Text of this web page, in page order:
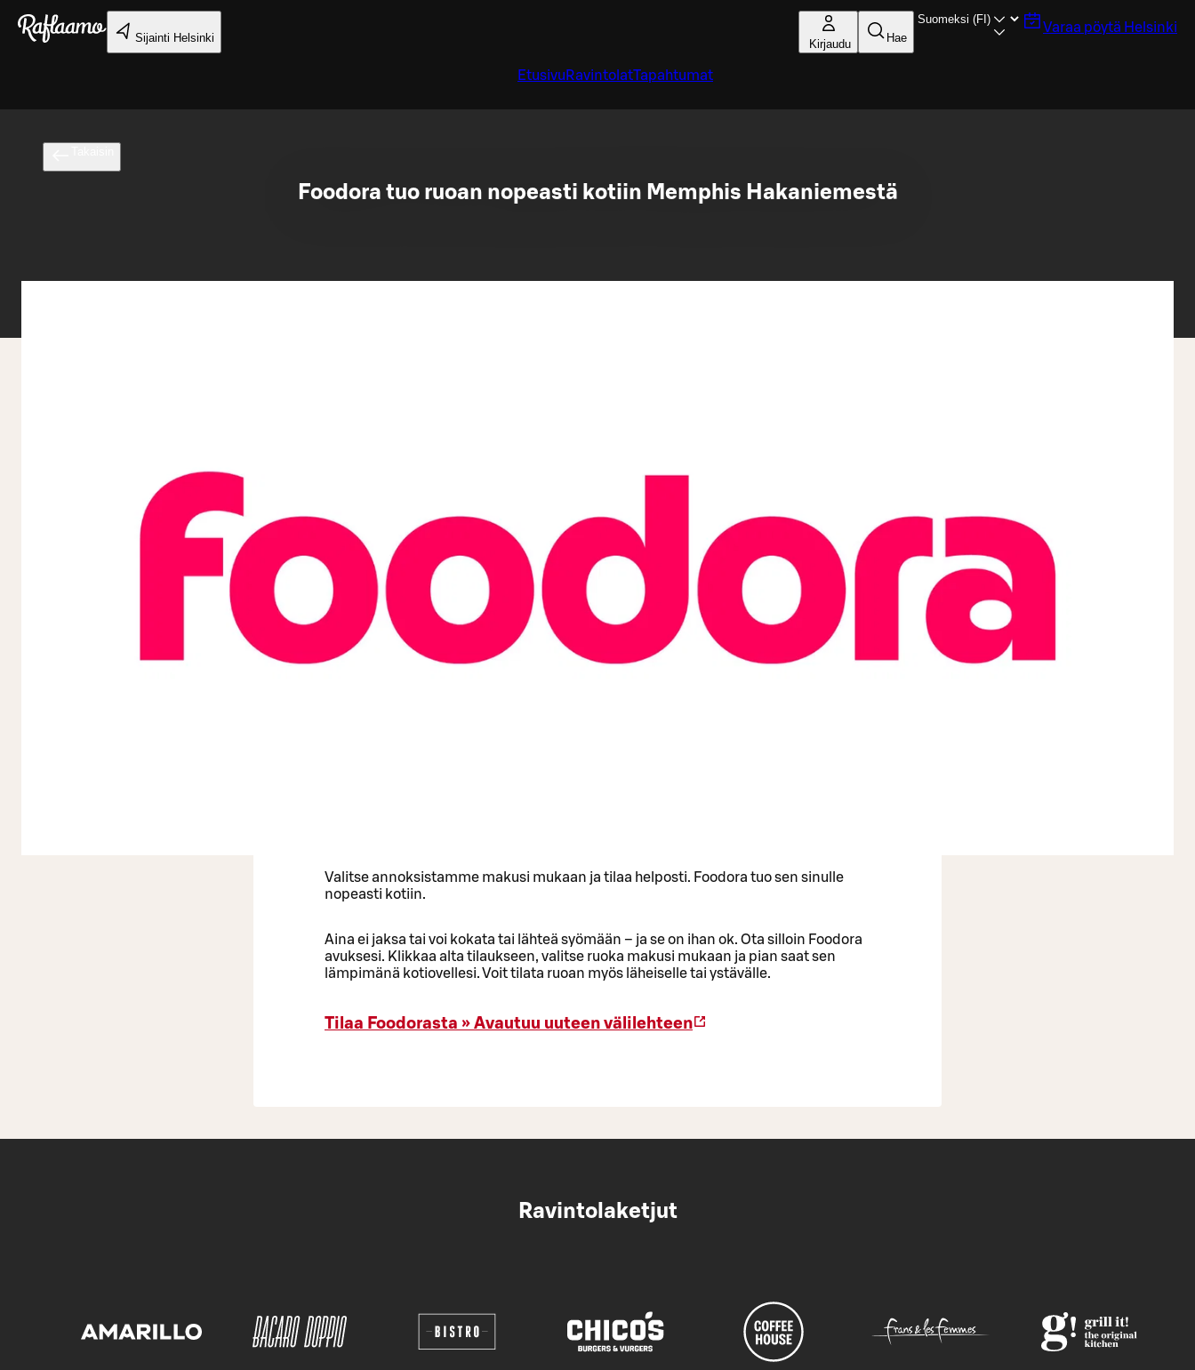
Siirry pääsisältöön
Sijainti Helsinki Kirjaudu Hae
Varaa pöytä Helsinki
Etusivu RavintolatTapahtumat
Foodora tuo ruoan nopeasti kotiin Memphis Hakaniemestä
Valitse annoksistamme makusi mukaan ja tilaa helposti. Foodora tuo sen sinulle
nopeasti kotiin.
Aina ei jaksa tai voi kokata tai lähteä syömään – ja se on ihan ok. Ota silloin Foodora
avuksesi. Klikkaa alta tilaukseen, valitse ruoka makusi mukaan ja pian saat sen
lämpimänä kotiovellesi. Voit tilata ruoan myös läheiselle tai ystävälle.
Tilaa Foodorasta » Avautuu uuteen välilehteen
Ravintolaketjut